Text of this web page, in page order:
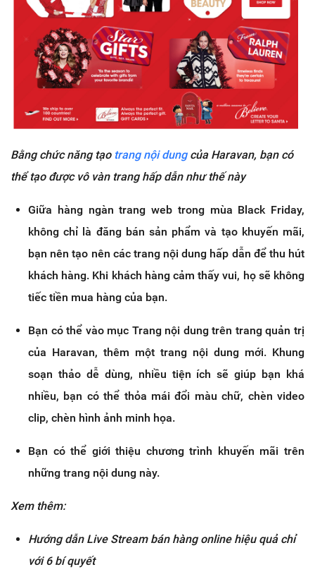
Bằng chức năng tạo trang nội dungcủa Haravan, bạn có
thể tạo được vô vàn trang hấp dẫn như thế này
Giữa hàng ngàn trang web trong mùa Black Friday,
không chỉ là đăng bán sản phẩm và tạo khuyến mãi,
bạn nên tạo nên các trang nội dung hấp dẫn để thu hút
khách hàng. Khi khách hàng cảm thấy vui, họ sẽ không
tiếc tiền mua hàng của bạn.
Bạn có thể vào mục Trang nội dung trên trang quản trị
của Haravan, thêm một trang nội dung mới. Khung
soạn thảo dễ dùng, nhiều tiện ích sẽ giúp bạn khá
nhiều, bạn có thể thỏa mái đổi màu chữ, chèn video
clip, chèn hình ảnh minh họa.
Bạn có thể giới thiệu chương trình khuyến mãi trên
những trang nội dung này.
Xem thêm:
Hướng dẫn Live Stream bán hàng online hiệu quả chỉ
với 6 bí quyết